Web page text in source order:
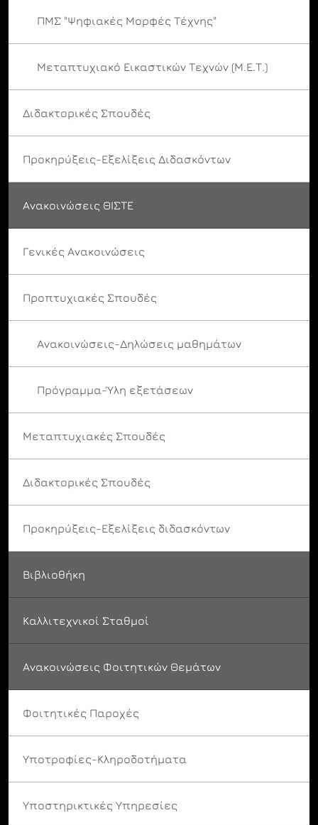
ΠΜΣ "Ψηφιακές Μορφές Τέχνης"
Μεταπτυχιακό Εικαστικών Τεχνών (Μ.Ε.Τ.)
Διδακτορικές Σπουδές
Προκηρύξεις-Εξελίξεις Διδασκόντων
Ανακοινώσεις ΘΙΣΤΕ
Γενικές Ανακοινώσεις
Προπτυχιακές Σπουδές
Ανακοινώσεις-Δηλώσεις μαθημάτων
Πρόγραμμα-Ύλη εξετάσεων
Μεταπτυχιακές Σπουδές
Διδακτορικές Σπουδές
Προκηρύξεις-Εξελίξεις διδασκόντων
Βιβλιοθήκη
Καλλιτεχνικοί Σταθμοί
Ανακοινώσεις Φοιτητικών Θεμάτων
Φοιτητικές Παροχές
Υποτροφίες-Κληροδοτήματα
Υποστηρικτικές Υπηρεσίες